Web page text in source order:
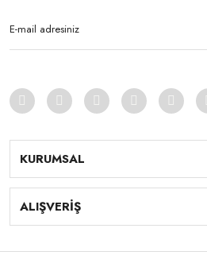
KURUMSAL
ALIŞVERİŞ